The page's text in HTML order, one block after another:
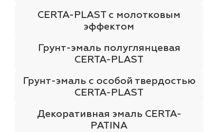
CERTA-PLAST с молотковым
эффектом
Грунт-эмаль полуглянцевая
CERTA-PLAST
Грунт-эмаль с особой твердостью
CERTA-PLAST
Декоративная эмаль CERTA-
PATINA